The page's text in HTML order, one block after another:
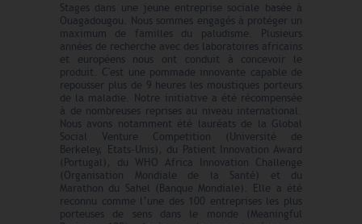
Stages dans une jeune entreprise sociale basée à
Ouagadougou. Nous sommes engagés à protéger un
maximum de familles du paludisme. Plusieurs
années de recherche avec des laboratoires africains
et européens nous ont conduit à concevoir le
produit. C'est une pommade innovante capable de
repousser plus de 9 heures les moustiques porteurs
de la maladie. Notre initiative a été récompensée
à de nombreuses reprises au niveau international.
Nous avons notamment été lauréats de la Global
Social Venture Competition (Université de
Berkeley, Etats-Unis), du Patient Innovation Award
(Portugal), du WHO Africa Innovation Challenge
(Organisation Mondiale de la Santé) et du
Marathon du Sahel (Banque Mondiale). Elle a été
reconnu comme l’une des 100 entreprises les plus
porteuses de sens dans le monde (Meaningful